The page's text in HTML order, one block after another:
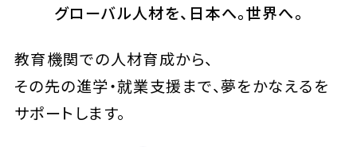
グローバル人材を、日本へ。世界へ。
教育機関での人材育成から、
その先の進学・就業支援まで、夢をかなえるを
サポートします。